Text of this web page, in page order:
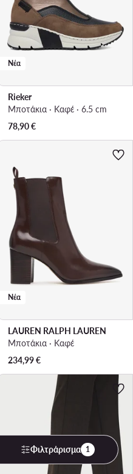
Νέα
Rieker
Μποτάκια · Καφέ · 6.5 cm
78,90€
Νέα
LAUREN RALPH LAUREN
Μποτάκια · Καφέ
234,99€
Φιλτράρισμα 1